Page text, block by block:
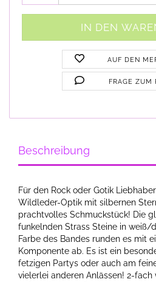
AUF DEN
FRAGE ZUM
Beschreibung
Für den Rock oder Gotik
Wildleder-Optik mit silbernen
prachtvolles Schmuckstück! Die
funkelnden Strass Steine in weiß/
Farbe des Bandes runden es mit
Komponente ab. Es ist ein
fetzigen Partys oder auch am
vielerlei anderen Anlässen! 2-